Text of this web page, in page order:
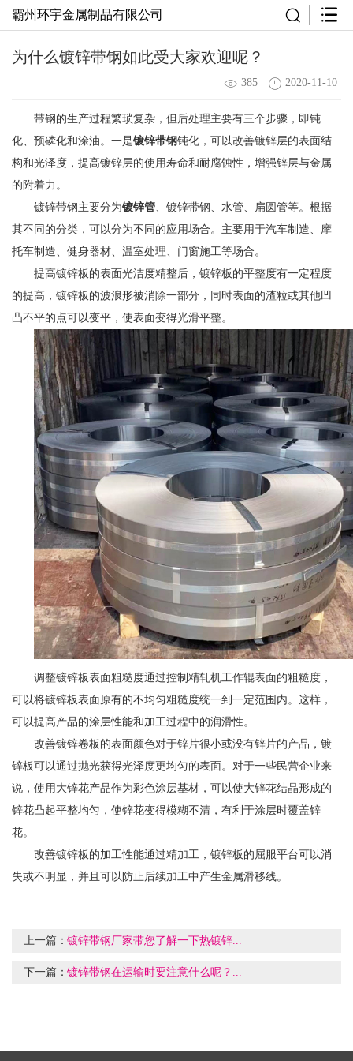
霸州环宇金属制品有限公司
为什么镀锌带钢如此受大家欢迎呢？
385 2020-11-10
带钢的生产过程繁琐复杂，但后处理主要有三个步骤，即钝
化、预磷化和涂油。一是镀锌带钢钝化，可以改善镀锌层的表面结
构和光泽度，提高镀锌层的使用寿命和耐腐蚀性，增强锌层与金属
的附着力。
镀锌带钢主要分为镀锌管 、镀锌带钢、水管、扁圆管等。根据
其不同的分类，可以分为不同的应用场合。主要用于汽车制造、摩
托车制造、健身器材、温室处理、门窗施工等场合。
提高镀锌板的表面光洁度精整后，镀锌板的平整度有一定程度
的提高，镀锌板的波浪形被消除一部分，同时表面的渣粒或其他凹
凸不平的点可以变平，使表面变得光滑平整。
调整镀锌板表面粗糙度通过控制精轧机工作辊表面的粗糙度，
可以将镀锌板表面原有的不均匀粗糙度统一到一定范围内。这样，
可以提高产品的涂层性能和加工过程中的润滑性。
改善镀锌卷板的表面颜色对于锌片很小或没有锌片的产品，镀
锌板可以通过抛光获得光泽度更均匀的表面。对于一些民营企业来
说，使用大锌花产品作为彩色涂层基材，可以使大锌花结晶形成的
锌花凸起平整均匀，使锌花变得模糊不清，有利于涂层时覆盖锌
花。
改善镀锌板的加工性能通过精加工，镀锌板的屈服平台可以消
失或不明显，并且可以防止后续加工中产生金属滑移线。
上一篇：镀锌带钢厂家带您了解一下热镀锌...
下一篇：镀锌带钢在运输时要注意什么呢？...